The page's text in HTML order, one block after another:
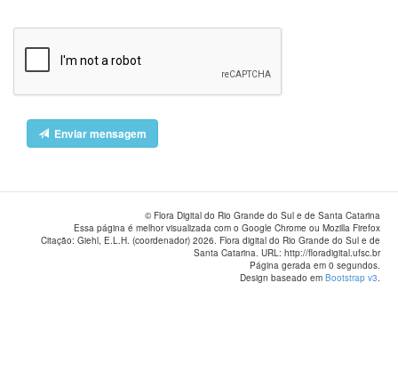
Enviar mensagem
© Flora Digital do Rio Grande do Sul e de Santa Catarina
Essa página é melhor visualizada com o Google Chrome ou Mozilla Firefox
Citação: Giehl, E.L.H. (coordenador) 2026. Flora digital do Rio Grande do Sul e de
Santa Catarina. URL: http://floradigital.ufsc.br
Página gerada em 0 segundos.
Design baseado em Bootstrap v3.